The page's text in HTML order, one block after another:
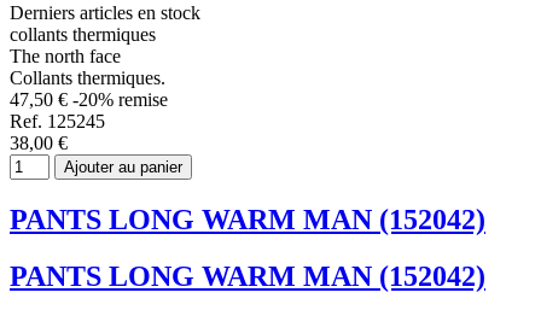
Derniers articles en stock
collants thermiques
The north face
Collants thermiques.
47,50 € -20% remise
Ref. 125245
38,00 €
Ajouter au panier
PANTS LONG WARM MAN (152042)
PANTS LONG WARM MAN (152042)